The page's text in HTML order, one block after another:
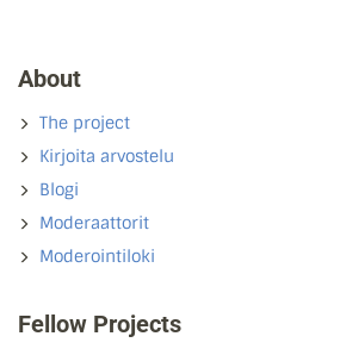
About
The project
Kirjoita arvostelu
Blogi
Moderaattorit
Moderointiloki
Fellow Projects